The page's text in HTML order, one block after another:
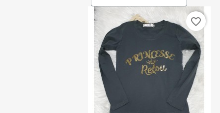
favorite_border